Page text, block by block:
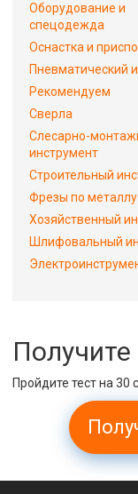
Оборудование и
спецодежда
Оснастка и
Пневматический
Рекомендуем
Сверла
Слесарно-
инструмент
Строительный
Фрезы по металлу
Хозяйственный
Шлифовальный
Пройдите тест на